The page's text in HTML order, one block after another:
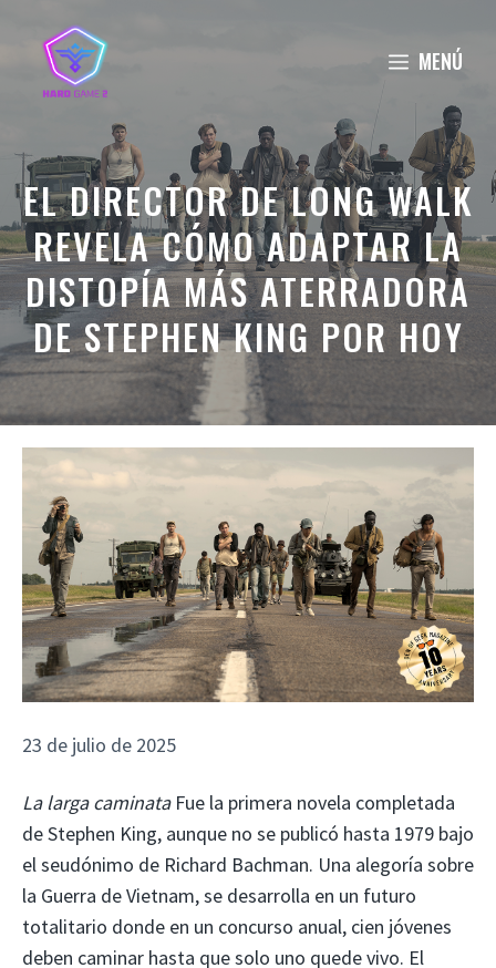
contenido
MENÚ
EL DIRECTOR DE LONG WALK
REVELA CÓMO ADAPTAR LA
DISTOPÍA MÁS ATERRADORA
DE STEPHEN KING POR HOY
23 de julio de 2025
La larga caminataFue la primera novela completada
de Stephen King, aunque no se publicó hasta 1979 bajo
el seudónimo de Richard Bachman. Una alegoría sobre
la Guerra de Vietnam, se desarrolla en un futuro
totalitario donde en un concurso anual, cien jóvenes
deben caminar hasta que solo uno quede vivo. El